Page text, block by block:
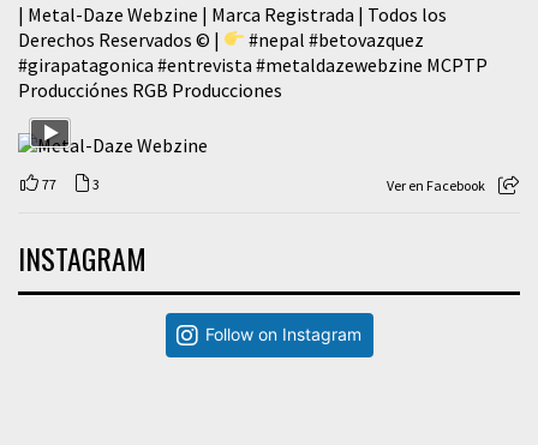
| Metal-Daze Webzine | Marca Registrada | Todos los
Derechos Reservados © |
#nepal #betovazquez
#girapatagonica #entrevista #metaldazewebzine MCPTP
Producciónes RGB Producciones
77 3 Ver en Facebook
INSTAGRAM
Follow on Instagram